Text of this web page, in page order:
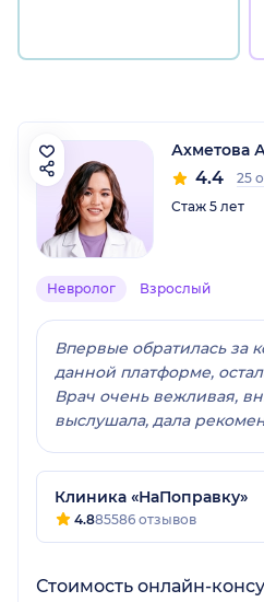
Ахметова
4.4
25
Стаж 5 лет
Невролог Взрослый
Впервые обратилась за
данной платформе,
Врач очень вежливая,
выслушала, дала
Клиника «НаПоправку»
4.885586 отзывов
Стоимость онлайн-